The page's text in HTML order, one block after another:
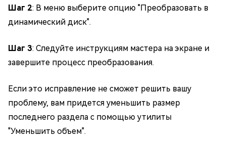
Шаг 2: В меню выберите опцию "Преобразовать в
динамический диск".
Шаг 3: Следуйте инструкциям мастера на экране и
завершите процесс преобразования.
Если это исправление не сможет решить вашу
проблему, вам придется уменьшить размер
последнего раздела с помощью утилиты
"Уменьшить объем".